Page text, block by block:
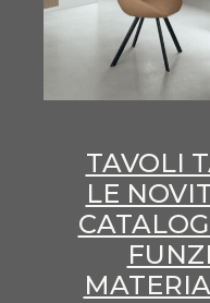
TAVOLI
LE